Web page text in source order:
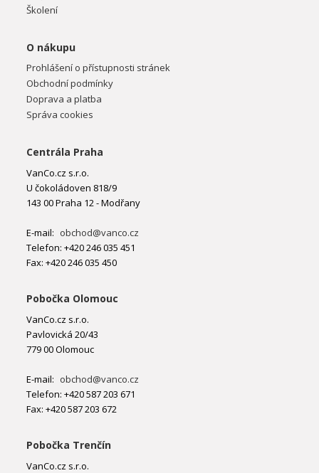
Školení
O nákupu
Prohlášení o přístupnosti stránek
Obchodní podmínky
Doprava a platba
Správa cookies
Centrála Praha
VanCo.cz s.r.o.
U čokoládoven 818/9
143 00 Praha 12 - Modřany
E-mail: obchod@vanco.cz
Telefon: +420 246 035 451
Fax: +420 246 035 450
Pobočka Olomouc
VanCo.cz s.r.o.
Pavlovická 20/43
779 00 Olomouc
E-mail: obchod@vanco.cz
Telefon: +420 587 203 671
Fax: +420 587 203 672
Pobočka Trenčín
VanCo.cz s.r.o.